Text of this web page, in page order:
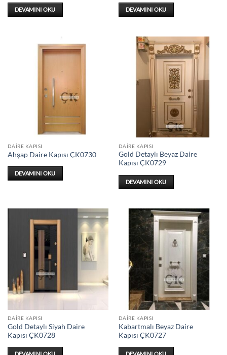
DEVAMINI OKU DEVAMINI OKU
DAIRE KAPISI
Ahşap Daire Kapısı ÇK0730
DEVAMINI OKU
DAIRE KAPISI
Gold Detaylı Beyaz Daire
Kapısı ÇK0729
DEVAMINI OKU
DAIRE KAPISI
Gold Detaylı Siyah Daire
Kapısı ÇK0728
DAIRE KAPISI
Kabartmalı Beyaz Daire
Kapısı ÇK0727